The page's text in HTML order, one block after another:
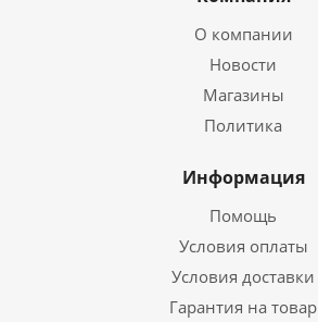
О компании
Новости
Магазины
Политика
Информация
Помощь
Условия оплаты
Условия доставки
Гарантия на товар